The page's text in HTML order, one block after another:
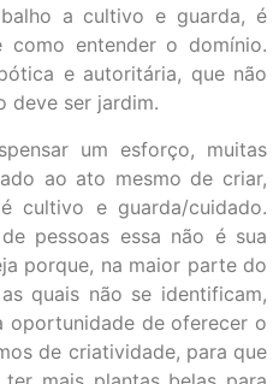
a cultivo e guarda, é
como entender o domínio.
e autoritária, que não
deve ser jardim.
um esforço, muitas
ao ato mesmo de criar,
cultivo e guarda/cuidado.
pessoas essa não é sua
porque, na maior parte do
quais não se identificam,
oportunidade de oferecer o
de criatividade, para que